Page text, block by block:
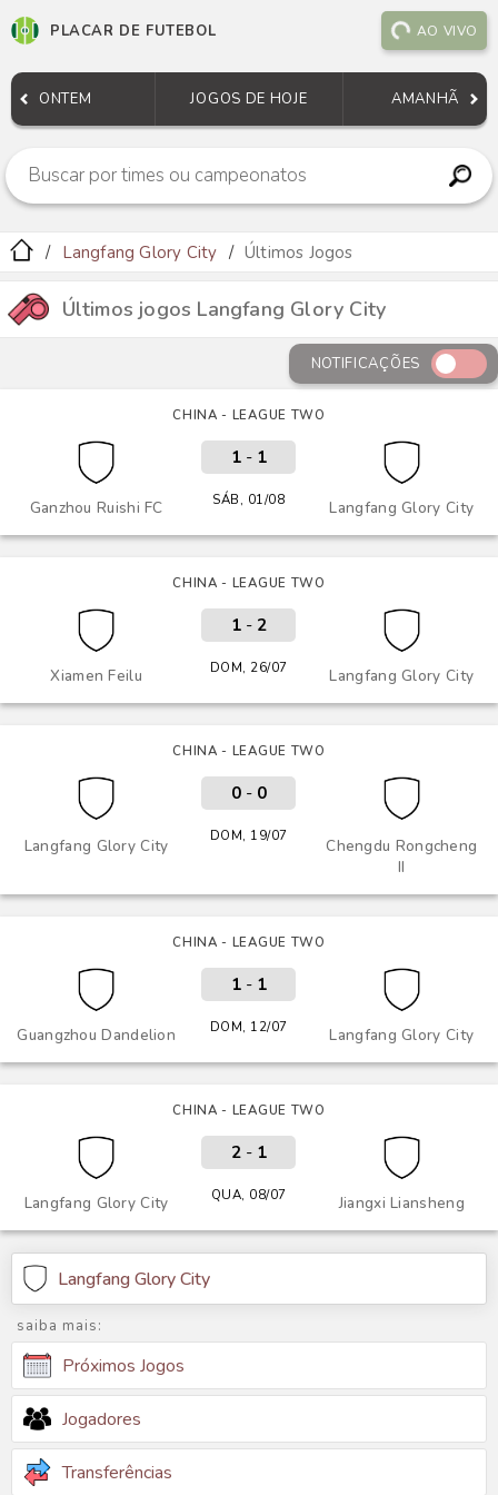
PLACAR DE FUTEBOL AO VIVO
ONTEM JOGOS DE HOJE AMANHÃ
Langfang Glory City Últimos Jogos
Últimos jogos Langfang Glory City
NOTIFICAÇÕES
CHINA - LEAGUE TWO
Ganzhou Ruishi FC Langfang Glory City
1- 1
SÁB, 01/08
CHINA - LEAGUE TWO
Xiamen Feilu Langfang Glory City
1- 2
DOM, 26/07
CHINA - LEAGUE TWO
Langfang Glory City
Chengdu Rongcheng
II
0- 0
DOM, 19/07
CHINA - LEAGUE TWO
Guangzhou Dandelion Langfang Glory City
1- 1
DOM, 12/07
CHINA - LEAGUE TWO
Langfang Glory City Jiangxi Liansheng
2- 1
QUA, 08/07
Langfang Glory City
saiba mais:
Próximos Jogos
Jogadores
Transferências